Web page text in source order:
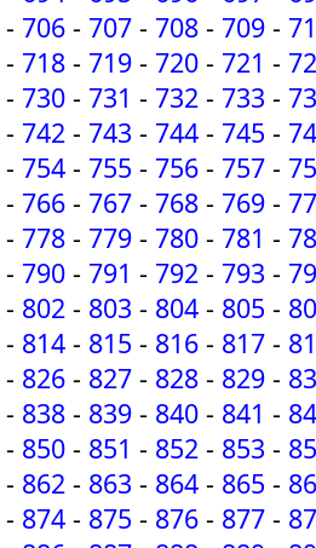
- 706 - 707 - 708 - 709 -
- 718 - 719 - 720 - 721 -
- 730 - 731 - 732 - 733 -
- 742 - 743 - 744 - 745 -
- 754 - 755 - 756 - 757 -
- 766 - 767 - 768 - 769 -
- 778 - 779 - 780 - 781 -
- 790 - 791 - 792 - 793 -
- 802 - 803 - 804 - 805 -
- 814 - 815 - 816 - 817 -
- 826 - 827 - 828 - 829 -
- 838 - 839 - 840 - 841 -
- 850 - 851 - 852 - 853 -
- 862 - 863 - 864 - 865 -
- 874 - 875 - 876 - 877 -